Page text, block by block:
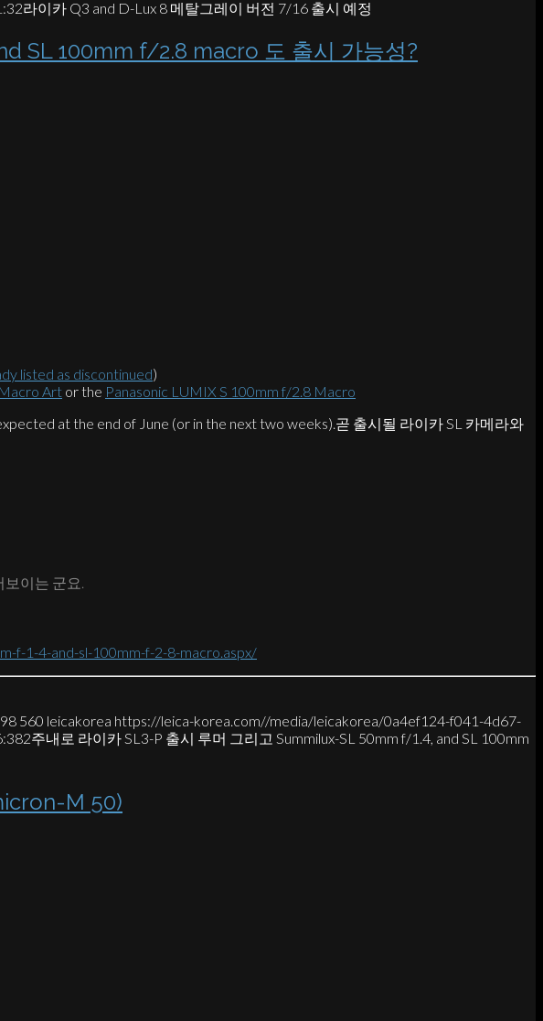
라이카 Q3 and D-Lux 8 메탈그레이 버전 7/16 출시 예정
SL 100mm f/2.8 macro 도 출시 가능성?
listed as discontinued)
Art or the Panasonic LUMIX S 100mm f/2.8 Macro
at the end of June (or in the next two weeks).곧 출시될 라이카 SL 카메라와
이는 군요.
f-1-4-and-sl-100mm-f-2-8-macro.aspx/
560 leicakorea https://leica-korea.com//media/leicakorea/0a4ef124-f041-4d67-
2주내로 라이카 SL3-P 출시 루머 그리고 Summilux-SL 50mm f/1.4, and SL 100mm
M 50)